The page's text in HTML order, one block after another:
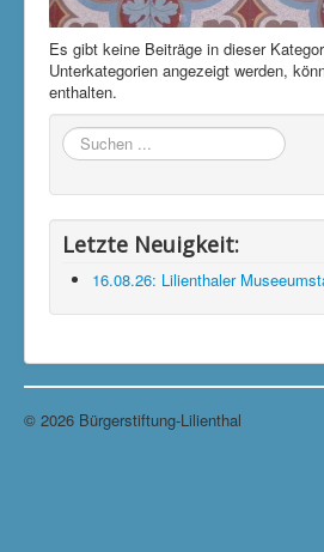
Klimaschutzgruppe
Aktuelle Seite: Startseite
Es gibt keine Beiträge in dieser
Unterkategorien angezeigt werden,
enthalten.
Suchen
...
Letzte Neuigkeit:
16.08.26: Lilienthaler
© 2026 Bürgerstiftung-Lilienthal